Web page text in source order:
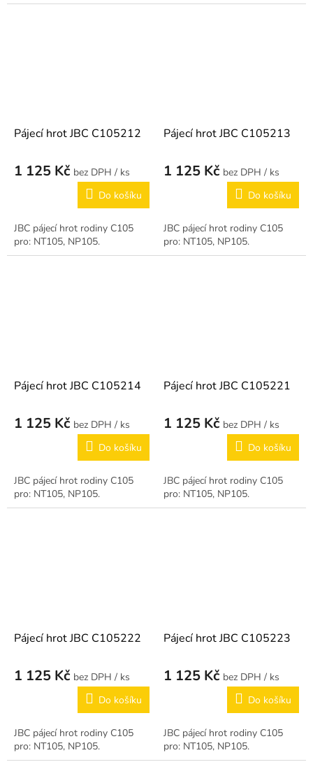
Pájecí hrot JBC C105212
1 125 Kč
/ ks
Do košíku
JBC pájecí hrot rodiny C105
pro: NT105, NP105.
Pájecí hrot JBC C105213
1 125 Kč
/ ks
Do košíku
JBC pájecí hrot rodiny C105
pro: NT105, NP105.
Pájecí hrot JBC C105214
1 125 Kč
/ ks
Do košíku
JBC pájecí hrot rodiny C105
pro: NT105, NP105.
Pájecí hrot JBC C105221
1 125 Kč
/ ks
Do košíku
JBC pájecí hrot rodiny C105
pro: NT105, NP105.
Pájecí hrot JBC C105222
1 125 Kč
/ ks
Do košíku
JBC pájecí hrot rodiny C105
pro: NT105, NP105.
Pájecí hrot JBC C105223
1 125 Kč
/ ks
Do košíku
JBC pájecí hrot rodiny C105
pro: NT105, NP105.